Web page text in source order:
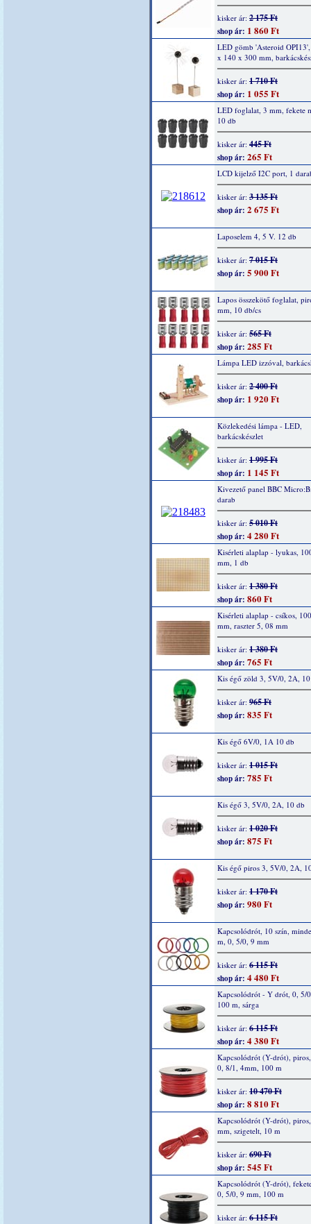
kisker ár: 2 175 Ft
shop ár: 1 860 Ft
LED gömb 'Asteroid
x 140 x 300 mm,
kisker ár: 1 710 Ft
shop ár: 1 055 Ft
LED foglalat, 3 mm, fekete
10 db
kisker ár: 445 Ft
shop ár: 265 Ft
LCD kijelző I2C port, 1
kisker ár: 3 135 Ft
shop ár: 2 675 Ft
Laposelem 4, 5 V. 12 db
kisker ár: 7 015 Ft
shop ár: 5 900 Ft
Lapos összekötő foglalat,
mm, 10 db/cs
kisker ár: 565 Ft
shop ár: 285 Ft
Lámpa LED izzóval,
kisker ár: 2 400 Ft
shop ár: 1 920 Ft
Közlekedési lámpa - LED,
barkácskészlet
kisker ár: 1 995 Ft
shop ár: 1 145 Ft
Kivezető panel BBC
darab
kisker ár: 5 010 Ft
shop ár: 4 280 Ft
Kisérleti alaplap - lyukas,
mm, 1 db
kisker ár: 1 380 Ft
shop ár: 860 Ft
Kisérleti alaplap - csíkos,
mm, raszter 5, 08 mm
kisker ár: 1 380 Ft
shop ár: 765 Ft
Kis égő zöld 3, 5V/0, 2A,
kisker ár: 965 Ft
shop ár: 835 Ft
Kis égő 6V/0, 1A 10 db
kisker ár: 1 015 Ft
shop ár: 785 Ft
Kis égő 3, 5V/0, 2A, 10 db
kisker ár: 1 020 Ft
shop ár: 875 Ft
Kis égő piros 3, 5V/0, 2A,
kisker ár: 1 170 Ft
shop ár: 980 Ft
Kapcsolódrót, 10 szín,
m, 0, 5/0, 9 mm
kisker ár: 6 115 Ft
shop ár: 4 480 Ft
Kapcsolódrót - Y drót, 0, 5/
100 m, sárga
kisker ár: 6 115 Ft
shop ár: 4 380 Ft
Kapcsolódrót (Y-drót),
0, 8/1, 4mm, 100 m
kisker ár: 10 470 Ft
shop ár: 8 810 Ft
Kapcsolódrót (Y-drót),
mm, szigetelt, 10 m
kisker ár: 690 Ft
shop ár: 545 Ft
Kapcsolódrót (Y-drót),
0, 5/0, 9 mm, 100 m
kisker ár: 6 115 Ft